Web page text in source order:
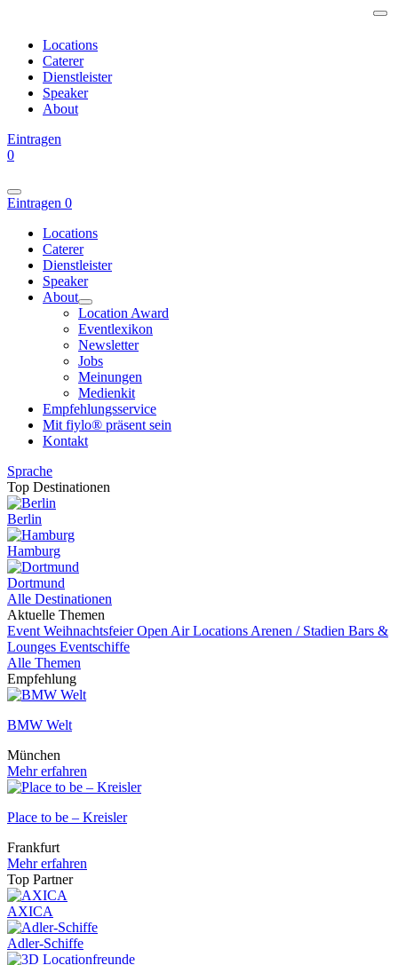
Locations
Caterer
Dienstleister
Speaker
About
Eintragen
0
Eintragen 0
Locations
Caterer
Dienstleister
Speaker
About
Location Award
Eventlexikon
Newsletter
Jobs
Meinungen
Medienkit
Empfehlungsservice
Mit fiylo® präsent sein
Kontakt
Sprache
Top Destinationen
Berlin
Hamburg
Dortmund
Alle Destinationen
Aktuelle Themen
Event WeihnachtsfeierOpen Air Locations Arenen / Stadien Bars &
Lounges Eventschiffe
Alle Themen
Empfehlung
BMW Welt
München
Mehr erfahren
Place to be – Kreisler
Frankfurt
Mehr erfahren
Top Partner
AXICA
Adler-Schiffe